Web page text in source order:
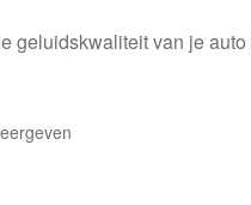
geluidskwaliteit van je